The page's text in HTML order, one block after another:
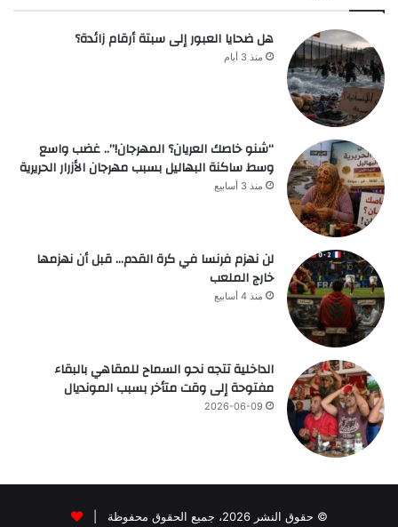
هل ضحايا العبور إلى سبتة أرقام زائدة؟
منذ 3 أيام
“شنو خاصك العريان؟ المهرجان!”.. غضب واسع
وسط ساكنة البهاليل بسبب مهرجان الأزرار الحريرية
منذ 3 أسابيع
لن نهزم فرنسا في كرة القدم… قبل أن نهزمها
خارج الملعب
منذ 4 أسابيع
الداخلية تتجه نحو السماح للمقاهي بالبقاء
مفتوحة إلى وقت متأخر بسبب المونديال
2026-06-09
© حقوق النشر 2026، جميع الحقوق محفوظة |